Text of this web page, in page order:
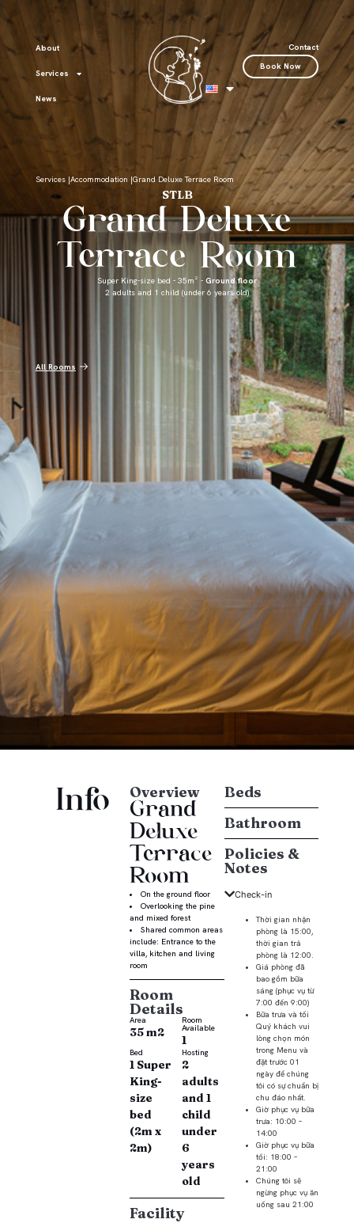
About
Services
News
Contact
Book Now
Services |Accommodation |Grand Deluxe Terrace Room
STLB
Grand Deluxe
Terrace Room
Super King-size bed - 35m² - Ground floor
2 adults and 1 child (under 6 years old)
All Rooms
Info Overview
Grand
Deluxe
Terrace
Room
On the ground floor
Overlooking the pine
and mixed forest
Shared common areas
include: Entrance to the
villa, kitchen and living
room
Room
Details
Area
35 m2
Room
Available
1
Bed
1 Super
King-
size
bed
(2m x
2m)
Hosting​
2
adults
and 1
child
under
6
years
old
Facility
Beds
Bathroom
Policies &
Notes
Check-in
Thời gian nhận
phòng là 15:00,
thời gian trả
phòng là 12:00.
Giá phòng đã
bao gồm bữa
sáng (phục vụ từ
7:00 đến 9:00)
Bữa trưa và tối
Quý khách vui
lòng chọn món
trong Menu và
đặt trước 01
ngày để chúng
tôi có sự chuẩn bị
chu đáo nhất.
Giờ phục vụ bữa
trưa: 10:00 –
14:00
Giờ phục vụ bữa
tối: 18:00 –
21:00
Chúng tôi sẽ
ngừng phục vụ ăn
uống sau 21:00